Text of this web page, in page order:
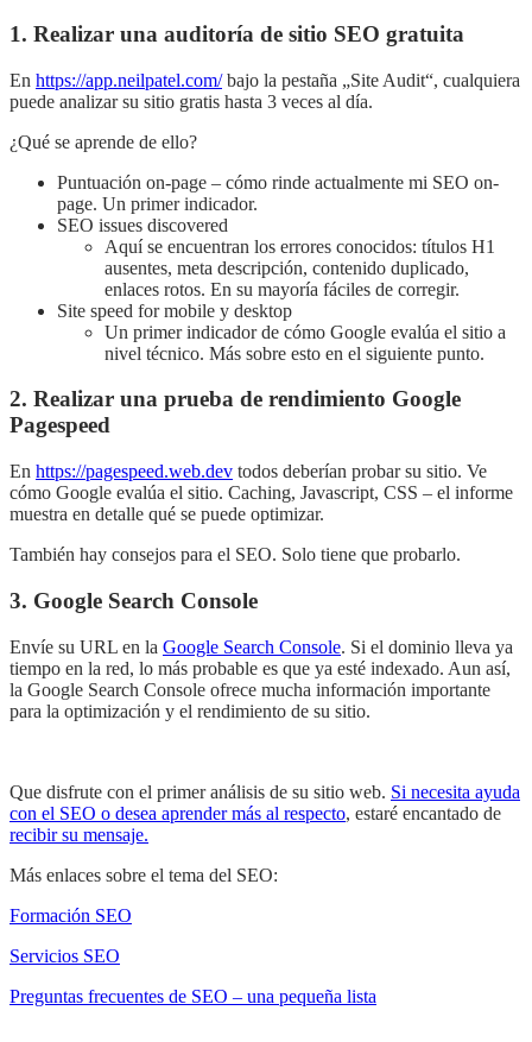
1. Realizar una auditoría de sitio SEO gratuita
En https://app.neilpatel.com/bajo la pestaña „Site Audit“, cualquiera
puede analizar su sitio gratis hasta 3 veces al día.
¿Qué se aprende de ello?
Puntuación on-page – cómo rinde actualmente mi SEO on-
page. Un primer indicador.
SEO issues discovered
Aquí se encuentran los errores conocidos: títulos H1
ausentes, meta descripción, contenido duplicado,
enlaces rotos. En su mayoría fáciles de corregir.
Site speed for mobile y desktop
Un primer indicador de cómo Google evalúa el sitio a
nivel técnico. Más sobre esto en el siguiente punto.
2. Realizar una prueba de rendimiento Google
Pagespeed
En https://pagespeed.web.dev todos deberían probar su sitio. Ve
cómo Google evalúa el sitio. Caching, Javascript, CSS – el informe
muestra en detalle qué se puede optimizar.
También hay consejos para el SEO. Solo tiene que probarlo.
3. Google Search Console
Envíe su URL en la Google Search Console. Si el dominio lleva ya
tiempo en la red, lo más probable es que ya esté indexado. Aun así,
la Google Search Console ofrece mucha información importante
para la optimización y el rendimiento de su sitio.
Que disfrute con el primer análisis de su sitio web. Si necesita ayuda
con el SEO o desea aprender más al respecto, estaré encantado de
recibir su mensaje.
Más enlaces sobre el tema del SEO:
Formación SEO
Servicios SEO
Preguntas frecuentes de SEO – una pequeña lista